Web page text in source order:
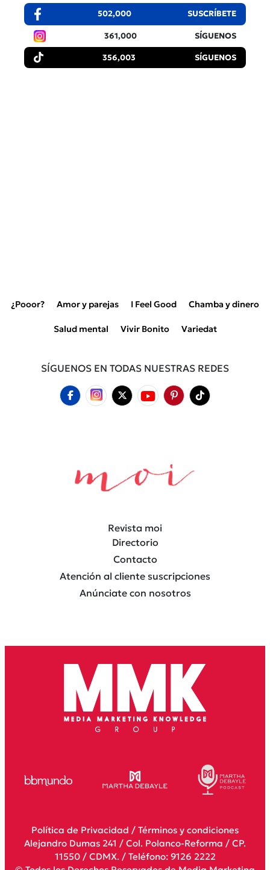
502,000 SUSCRÍBETE
361,000 SÍGUENOS
356,003 SÍGUENOS
¿Pooor? Amor y parejas I Feel Good Chamba y dinero
Salud mental Vivir Bonito Variedat
SÍGUENOS EN TODAS NUESTRAS REDES
Revista moi
Directorio
Contacto
Atención al cliente suscripciones
Anúnciate con nosotros
Política de Privacidad / Términos y condiciones
Alejandro Dumas 241 / Col. Polanco-Reforma / CP.
11550 / CDMX. / Teléfono: 9126 2222